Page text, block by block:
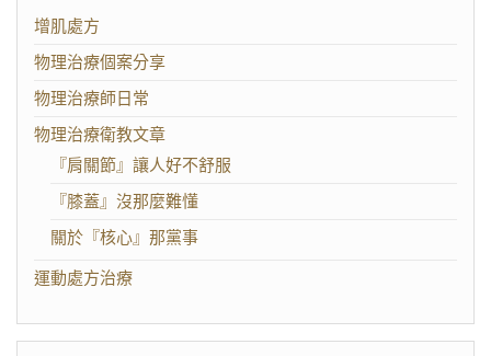
增肌處方
物理治療個案分享
物理治療師日常
物理治療衛教文章
『肩關節』讓人好不舒服
『膝蓋』沒那麼難懂
關於『核心』那黨事
運動處方治療